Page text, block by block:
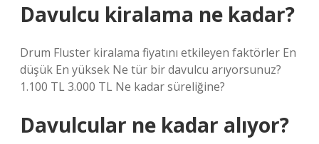
Davulcu kiralama ne kadar?
Drum Fluster kiralama fiyatını etkileyen faktörler En
düşük En yüksek Ne tür bir davulcu arıyorsunuz?
1.100 TL 3.000 TL Ne kadar süreliğine?
Davulcular ne kadar alıyor?